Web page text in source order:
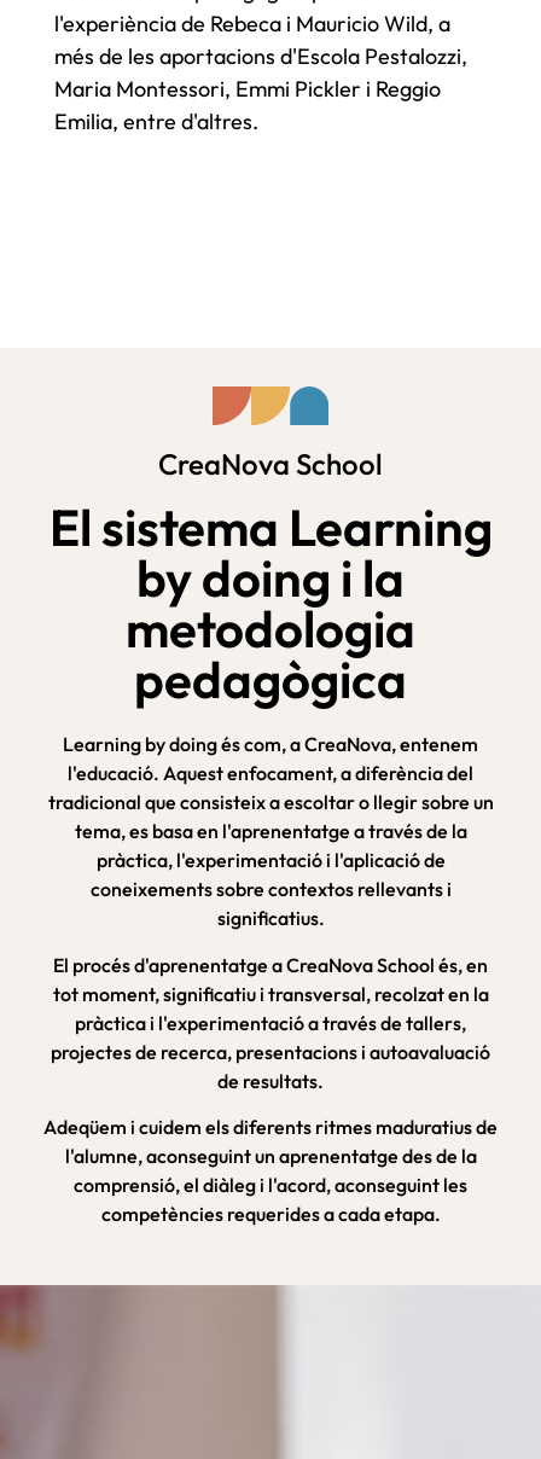
l'experiència de Rebeca i Mauricio Wild, a
més de les aportacions d'Escola Pestalozzi,
Maria Montessori, Emmi Pickler i Reggio
Emilia, entre d'altres.
CreaNova School
El sistema Learning
by doing i la
metodologia
pedagògica
Learning by doing és com, a CreaNova, entenem
l'educació. Aquest enfocament, a diferència del
tradicional que consisteix a escoltar o llegir sobre un
tema, es basa en l'aprenentatge a través de la
pràctica, l'experimentació i l'aplicació de
coneixements sobre contextos rellevants i
significatius.
El procés d'aprenentatge a CreaNova School és, en
tot moment, significatiu i transversal, recolzat en la
pràctica i l'experimentació a través de tallers,
projectes de recerca, presentacions i autoavaluació
de resultats.
Adeqüem i cuidem els diferents ritmes maduratius de
l'alumne, aconseguint un aprenentatge des de la
comprensió, el diàleg i l'acord, aconseguint les
competències requerides a cada etapa.